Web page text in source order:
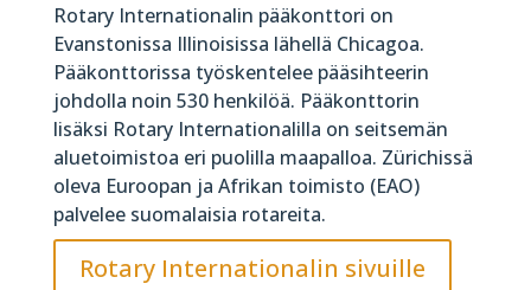
Rotary Internationalin pääkonttori on
Evanstonissa Illinoisissa lähellä Chicagoa.
Pääkonttorissa työskentelee pääsihteerin
johdolla noin 530 henkilöä. Pääkonttorin
lisäksi Rotary Internationalilla on seitsemän
aluetoimistoa eri puolilla maapalloa. Zürichissä
oleva Euroopan ja Afrikan toimisto (EAO)
palvelee suomalaisia rotareita.
Rotary Internationalin sivuille